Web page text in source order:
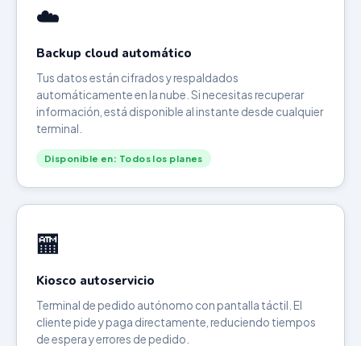
☁️
Backup cloud automático
Tus datos están cifrados y respaldados
automáticamente en la nube. Si necesitas recuperar
información, está disponible al instante desde cualquier
terminal.
Disponible en: Todos los planes
🏧
Kiosco autoservicio
Terminal de pedido autónomo con pantalla táctil. El
cliente pide y paga directamente, reduciendo tiempos
de espera y errores de pedido.